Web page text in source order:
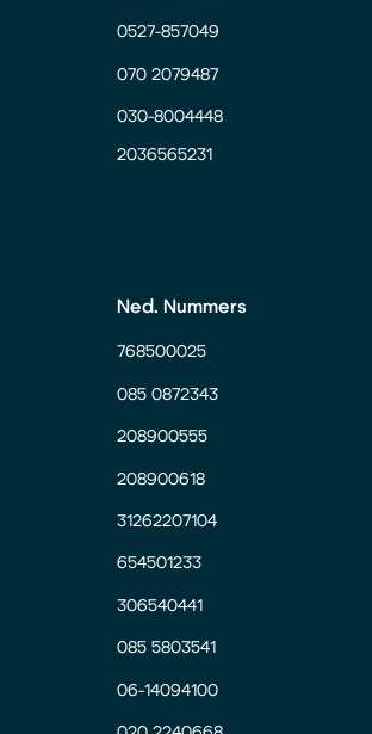
0527-857049
070 2079487
030-8004448
2036565231
Ned. Nummers
768500025
085 0872343
208900555
208900618
31262207104
654501233
306540441
085 5803541
06-14094100